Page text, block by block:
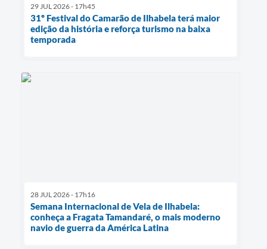
29 JUL 2026 - 17h45
31º Festival do Camarão de Ilhabela terá maior
edição da história e reforça turismo na baixa
temporada
28 JUL 2026 - 17h16
Semana Internacional de Vela de Ilhabela:
conheça a Fragata Tamandaré, o mais moderno
navio de guerra da América Latina